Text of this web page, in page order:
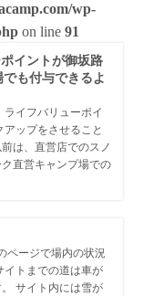
wp-
on line 91
イントが御坂路
も付与できるよ
イフバリューポイ
アップをさせること
は、直営店でのスノ
直営キャンプ場での
ページで場内の状況
イトまでの道は車が
サイト内には雪が